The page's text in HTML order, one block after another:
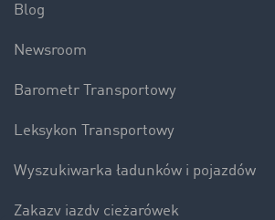
Blog
Newsroom
Barometr Transportowy
Leksykon Transportowy
Wyszukiwarka ładunków i pojazdów
Zakazy jazdy ciężarówek